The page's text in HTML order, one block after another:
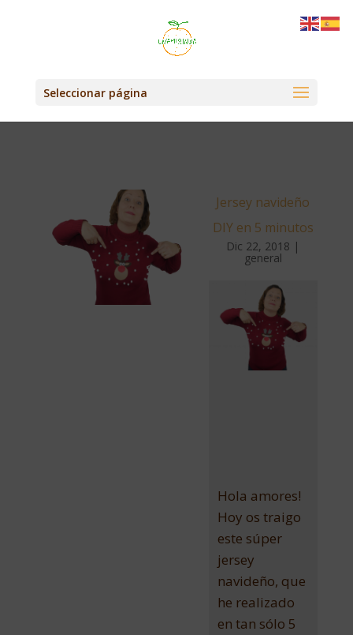
Seleccionar página
Jersey navideño
DIY en 5 minutos
Dic 22, 2018 |
general
Hola amores!
Hoy os traigo
este súper
jersey
navideño, que
he realizado
en tan sólo 5